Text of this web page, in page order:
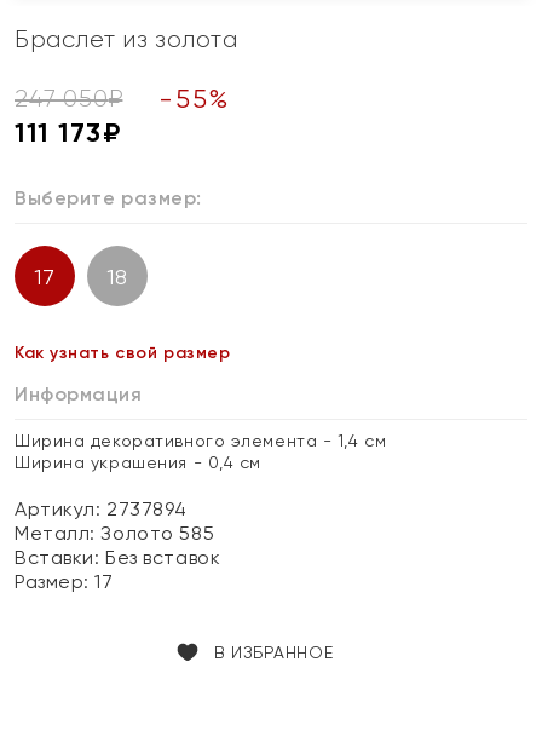
Браслет из золота
247 050₽ - 55%
111 173₽
Выберите размер:
17 18
Как узнать свой размер
Информация
Ширина декоративного элемента - 1,4 см
Ширина украшения - 0,4 см
Артикул: 2737894
Металл:Золото 585
Вставки:Без вставок
Размер:17
В ИЗБРАННОЕ